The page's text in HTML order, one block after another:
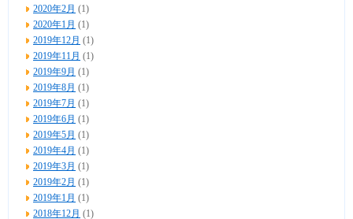
2020年2月 (1)
2020年1月 (1)
2019年12月 (1)
2019年11月 (1)
2019年9月 (1)
2019年8月 (1)
2019年7月 (1)
2019年6月 (1)
2019年5月 (1)
2019年4月 (1)
2019年3月 (1)
2019年2月 (1)
2019年1月 (1)
2018年12月 (1)